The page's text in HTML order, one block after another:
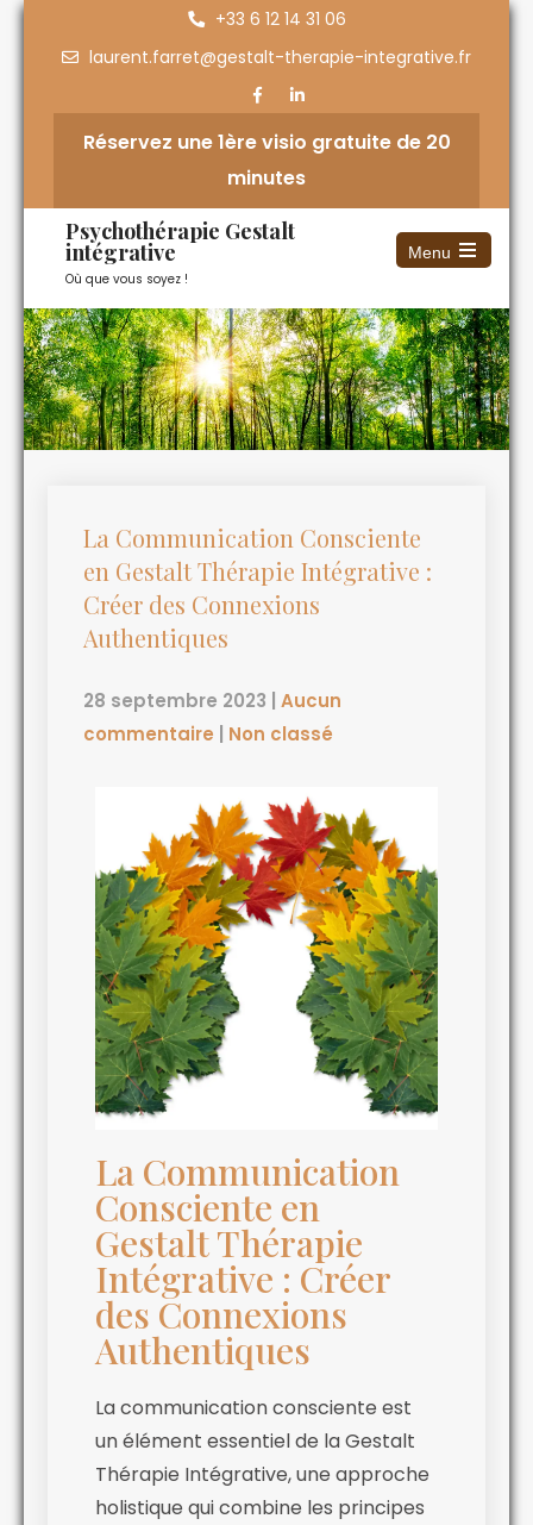
+33 6 12 14 31 06
laurent.farret@gestalt-therapie-integrative.fr
Réservez une 1ère visio gratuite de 20
minutes
Psychothérapie Gestalt
intégrative
Où que vous soyez !
Menu
La Communication Consciente
en Gestalt Thérapie Intégrative :
Créer des Connexions
Authentiques
28 septembre 2023
Aucun
commentaire
Non classé
La Communication
Consciente en
Gestalt Thérapie
Intégrative : Créer
des Connexions
Authentiques
La communication consciente est
un élément essentiel de la Gestalt
Thérapie Intégrative, une approche
holistique qui combine les principes